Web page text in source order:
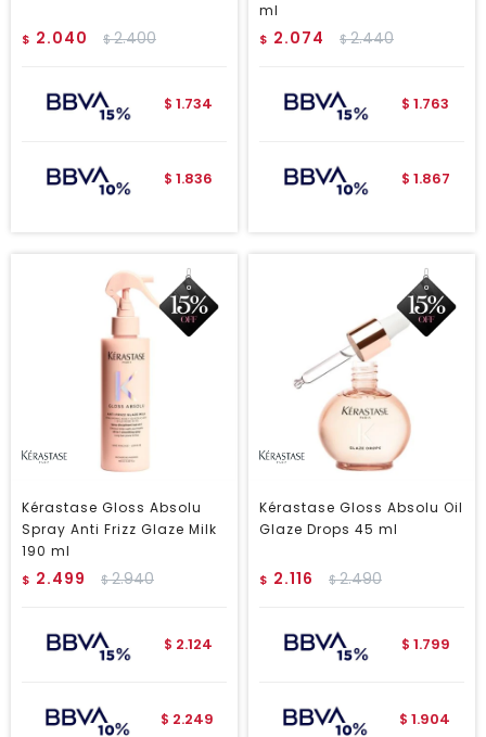
$ 2.040 $2.400
$ 1.734
$ 1.836
ml
$ 2.074 $2.440
$ 1.763
$ 1.867
Kérastase Gloss Absolu
Spray Anti Frizz Glaze Milk
190 ml
$ 2.499 $2.940
$ 2.124
$ 2.249
Kérastase Gloss Absolu Oil
Glaze Drops 45 ml
$ 2.116 $2.490
$ 1.799
$ 1.904